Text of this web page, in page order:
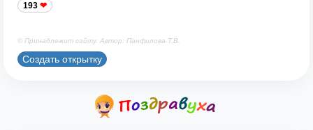
193
© Принадлежит сайту. Автор: Панфилова Т.В.
Создать открытку